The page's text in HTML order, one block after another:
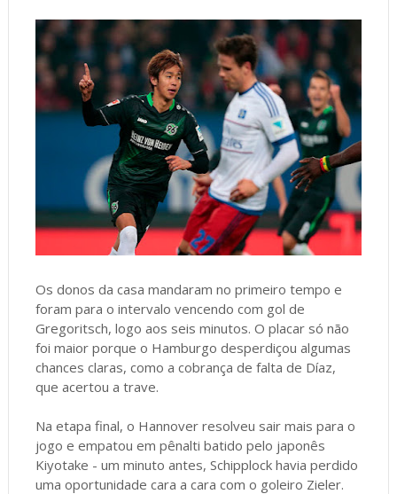
Os donos da casa mandaram no primeiro tempo e
foram para o intervalo vencendo com gol de
Gregoritsch, logo aos seis minutos. O placar só não
foi maior porque o Hamburgo desperdiçou algumas
chances claras, como a cobrança de falta de Díaz,
que acertou a trave.
Na etapa final, o Hannover resolveu sair mais para o
jogo e empatou em pênalti batido pelo japonês
Kiyotake - um minuto antes, Schipplock havia perdido
uma oportunidade cara a cara com o goleiro Zieler.